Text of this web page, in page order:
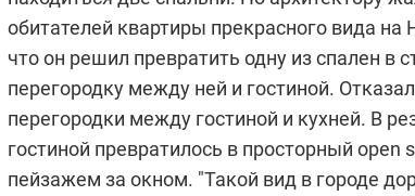
обитателей квартиры прекрасного вида на
что он решил превратить одну из спален в
перегородку между ней и гостиной.
перегородки между гостиной и кухней. В
гостиной превратилось в просторный open
пейзажем за окном. "Такой вид в городе